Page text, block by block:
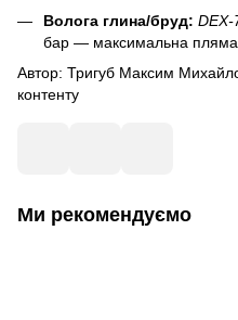
Волога глина/бруд: DEX-
бар — максимальна пляма
Автор: Тригуб Максим
контенту
Ми рекомендуємо